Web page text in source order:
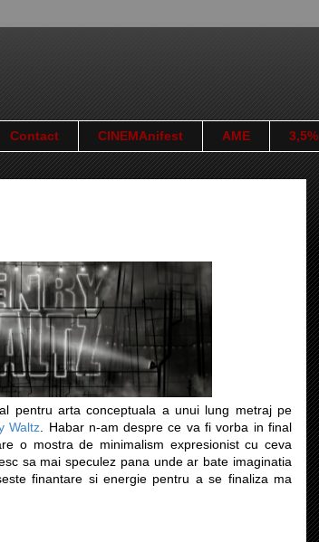
Contact CINEMAnifest AME 3,5%
pentru arta conceptuala a unui lung metraj pe
Waltz . Habar n-am despre ce va fi vorba in final
o mostra de minimalism expresionist cu ceva
sa mai speculez pana unde ar bate imaginatia
finantare si energie pentru a se finaliza ma